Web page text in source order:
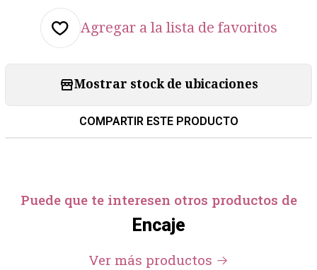
Agregar a la lista de favoritos
Mostrar stock de ubicaciones
COMPARTIR ESTE PRODUCTO
Puede que te interesen otros productos de
Encaje
Ver más productos
+1